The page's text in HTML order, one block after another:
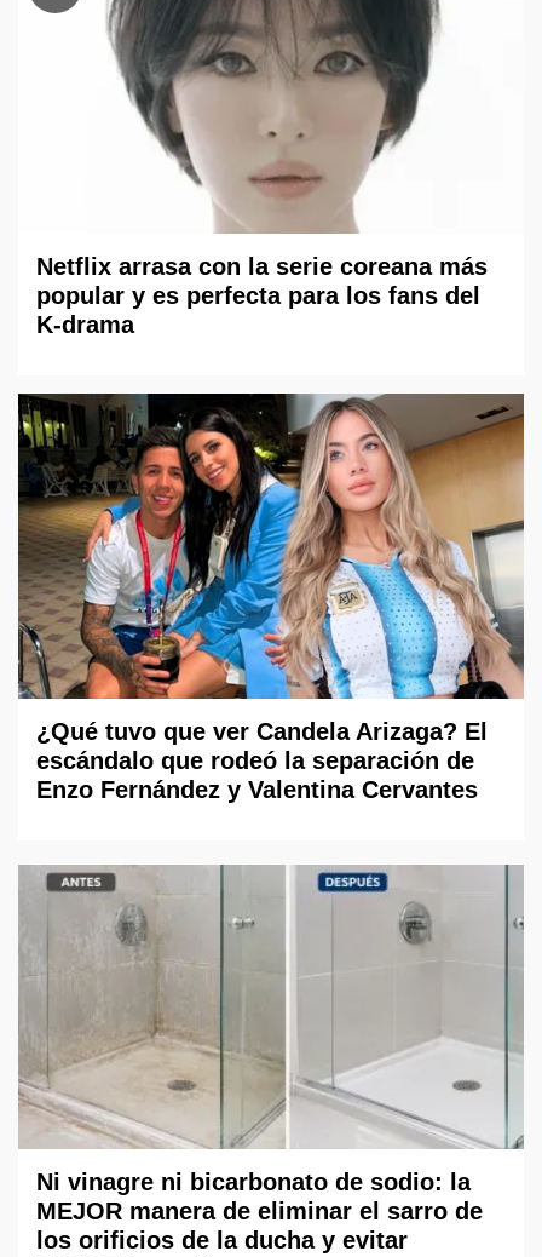
Netflix arrasa con la serie coreana más
popular y es perfecta para los fans del
K-drama
¿Qué tuvo que ver Candela Arizaga? El
escándalo que rodeó la separación de
Enzo Fernández y Valentina Cervantes
Ni vinagre ni bicarbonato de sodio: la
MEJOR manera de eliminar el sarro de
los orificios de la ducha y evitar